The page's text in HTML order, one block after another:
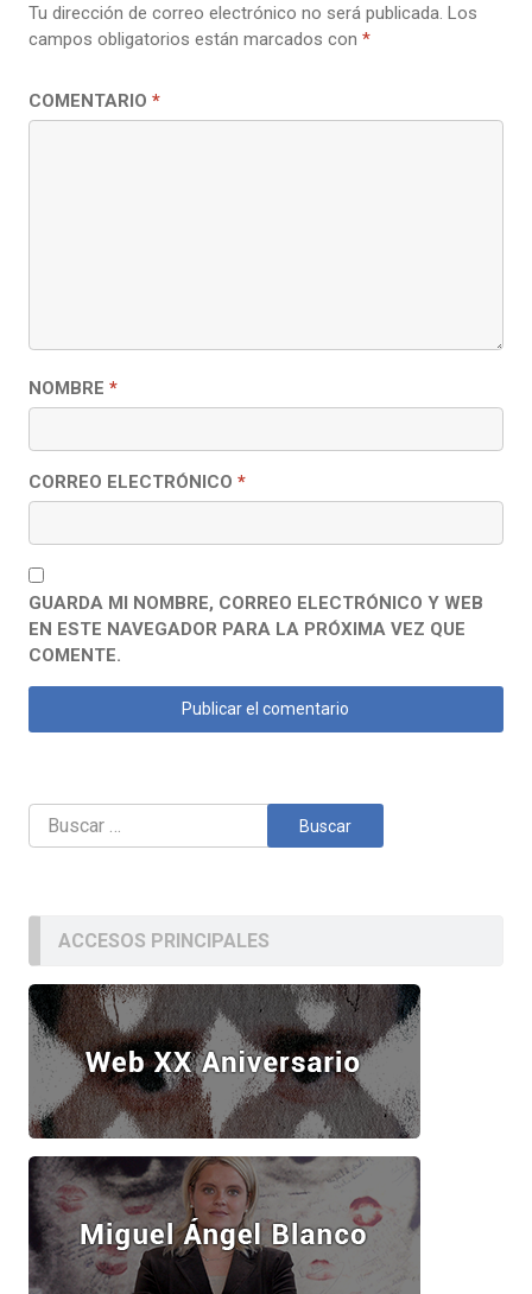
Tu dirección de correo electrónico no será publicada. Los
campos obligatorios están marcados con *
COMENTARIO *
NOMBRE *
CORREO ELECTRÓNICO *
GUARDA MI NOMBRE, CORREO ELECTRÓNICO Y WEB
EN ESTE NAVEGADOR PARA LA PRÓXIMA VEZ QUE
COMENTE.
Buscar:
ACCESOS PRINCIPALES